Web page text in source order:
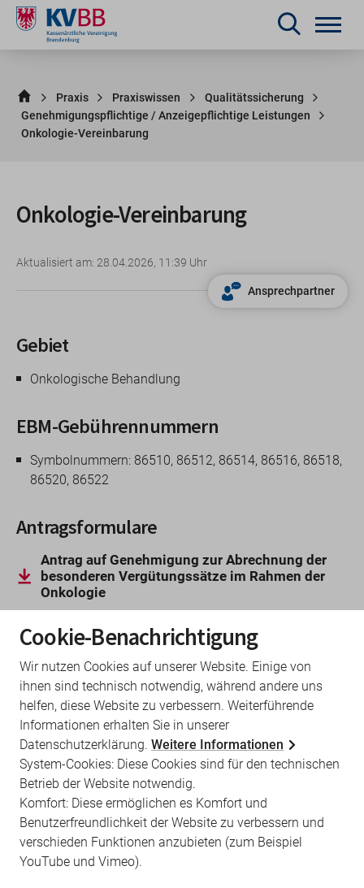
Praxis Praxiswissen
Qualitätssicherung
Genehmigungspflichtige / Anzeigepflichtige Leistungen
Onkologie-Vereinbarung
Onkologie-Vereinbarung
Aktualisiert am: 28.04.2026, 11:39 Uhr
Ansprechpartner
Gebiet
Onkologische Behandlung
EBM-Gebührennummern
Symbolnummern: 86510, 86512, 86514, 86516, 86518,
86520, 86522
Antragsformulare
Antrag auf Genehmigung zur Abrechnung der
besonderen Vergütungssätze im Rahmen der
Onkologie
Auflagenerfüllung
Dokumentationsbogen
Rechtsgrundlage
Vereinbarung über die qualifizierte ambulante
Versorgung krebskranker Patienten
Weitere Rechtsgrundlagen
Cookie-Benachrichtigung
Wir nutzen Cookies auf unserer Website. Einige von
ihnen sind technisch notwendig, während andere uns
helfen, diese Website zu verbessern. Weiterführende
Informationen erhalten Sie in unserer
Datenschutzerklärung. Weitere Informationen
System-Cookies: Diese Cookies sind für den technischen
Betrieb der Website notwendig.
Komfort: Diese ermöglichen es Komfort und
Benutzerfreundlichkeit der Website zu verbessern und
verschieden Funktionen anzubieten (zum Beispiel
YouTube und Vimeo).